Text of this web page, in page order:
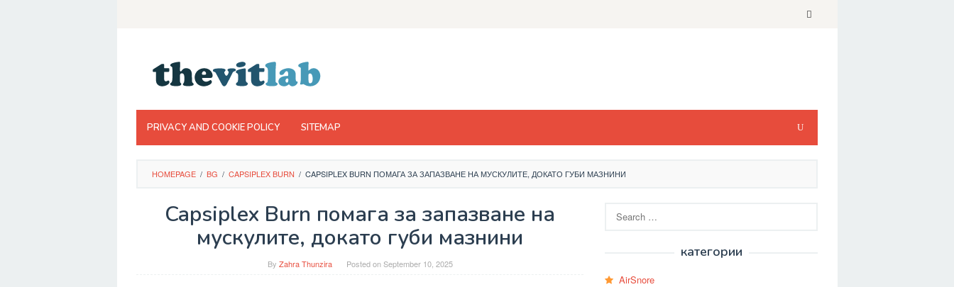
PRIVACY AND COOKIE POLICY SITEMAP
HOMEPAGE / BG / CAPSIPLEX BURN / CAPSIPLEX BURN ПОМАГА ЗА ЗАПАЗВАНЕ НА МУСКУЛИТЕ, ДОКАТО ГУБИ МАЗНИНИ
Capsiplex Burn помага за запазване на
мускулите, докато губи мазнини
By Zahra Thunzira Posted onSeptember 10, 2025
for:
категории
AirSnore